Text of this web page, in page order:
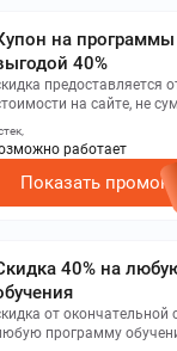
на программы
40%
предоставляется
на сайте, не
работает
Показать
40% на
от окончательной
программу